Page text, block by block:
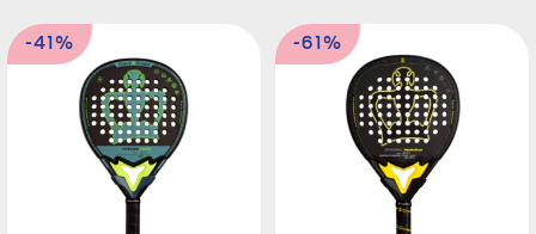
-41% -61%